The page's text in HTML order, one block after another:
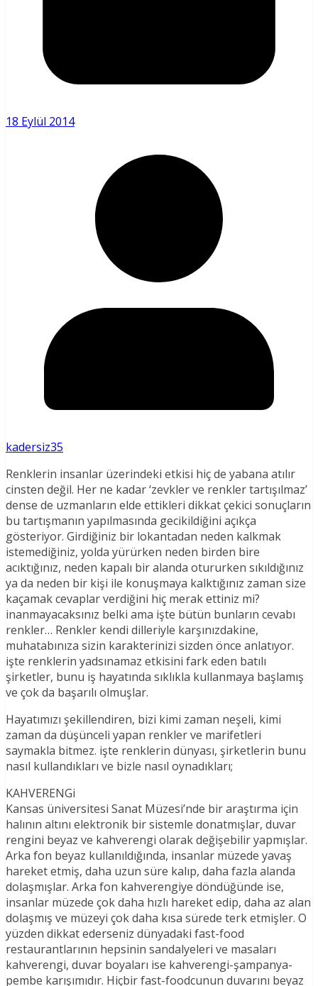
18 Eylül 2014
kadersiz35
Renklerin insanlar üzerindeki etkisi hiç de yabana atılır
cinsten değil. Her ne kadar ‘zevkler ve renkler tartışılmaz’
dense de uzmanların elde ettikleri dikkat çekici sonuçların
bu tartışmanın yapılmasında gecikildiğini açıkça
gösteriyor. Girdiğiniz bir lokantadan neden kalkmak
istemediğiniz, yolda yürürken neden birden bire
acıktığınız, neden kapalı bir alanda otururken sıkıldığınız
ya da neden bir kişi ile konuşmaya kalktığınız zaman size
kaçamak cevaplar verdiğini hiç merak ettiniz mi?
inanmayacaksınız belki ama işte bütün bunların cevabı
renkler… Renkler kendi dilleriyle karşınızdakine,
muhatabınıza sizin karakterinizi sizden önce anlatıyor.
işte renklerin yadsınamaz etkisini fark eden batılı
şirketler, bunu iş hayatında sıklıkla kullanmaya başlamış
ve çok da başarılı olmuşlar.
Hayatımızı şekillendiren, bizi kimi zaman neşeli, kimi
zaman da düşünceli yapan renkler ve marifetleri
saymakla bitmez. işte renklerin dünyası, şirketlerin bunu
nasıl kullandıkları ve bizle nasıl oynadıkları;
KAHVERENGi
Kansas üniversitesi Sanat Müzesi’nde bir araştırma için
halının altını elektronik bir sistemle donatmışlar, duvar
rengini beyaz ve kahverengi olarak değişebilir yapmışlar.
Arka fon beyaz kullanıldığında, insanlar müzede yavaş
hareket etmiş, daha uzun süre kalıp, daha fazla alanda
dolaşmışlar. Arka fon kahverengiye döndüğünde ise,
insanlar müzede çok daha hızlı hareket edip, daha az alan
dolaşmış ve müzeyi çok daha kısa sürede terk etmişler. O
yüzden dikkat ederseniz dünyadaki fast-food
restaurantlarının hepsinin sandalyeleri ve masaları
kahverengi, duvar boyaları ise kahverengi-şampanya-
pembe karışımıdır. Hiçbir fast-foodcunun duvarını beyaz